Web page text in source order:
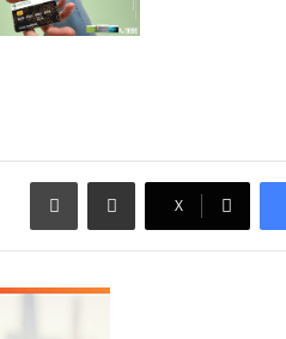
‫X
مشاركة عبر البريد طباعة